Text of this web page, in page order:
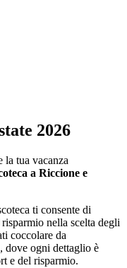
2026
la tua vacanza
a Riccione e
ti consente di
nella scelta degli
coccolare da
dove ogni dettaglio è
e del risparmio.